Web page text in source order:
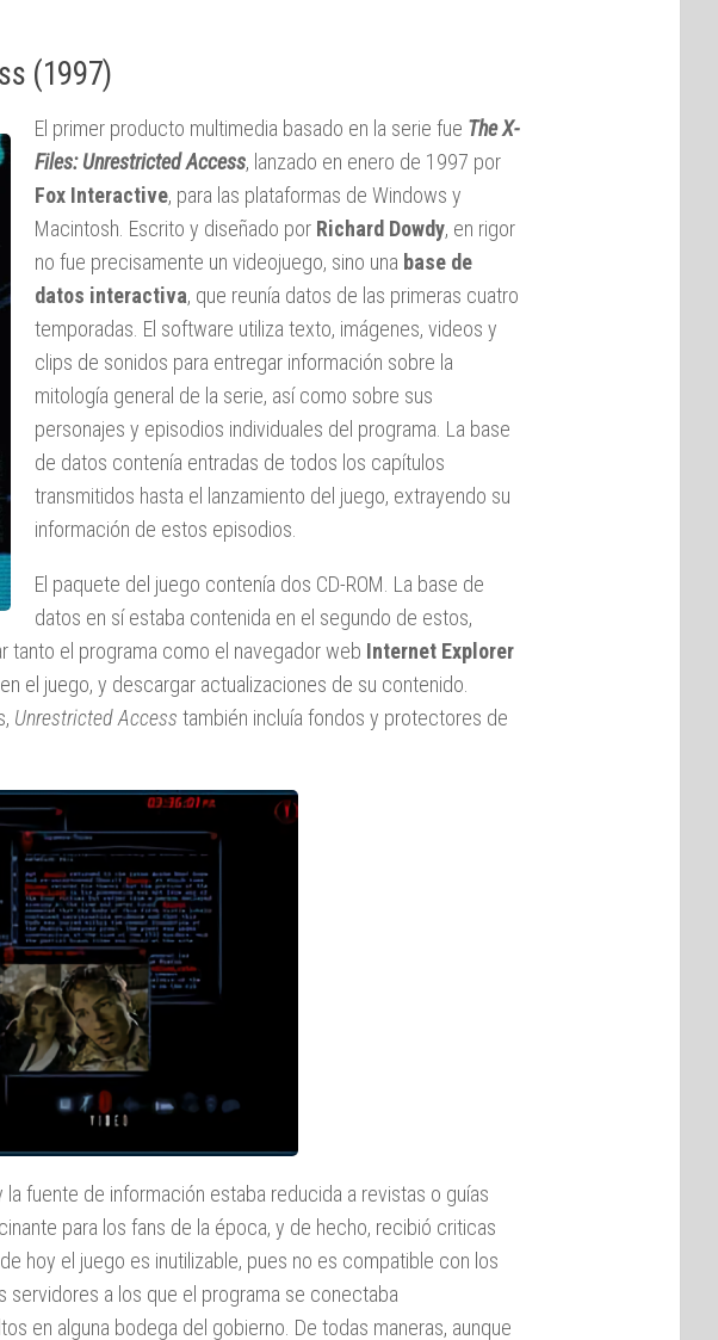
(1997)
El primer producto multimedia basado en la serie fue The X-
Files: Unrestricted Access, lanzado en enero de 1997 por
Fox Interactive, para las plataformas de Windows y
Macintosh. Escrito y diseñado por Richard Dowdy, en rigor
no fue precisamente un videojuego, sino una base de
datos interactiva, que reunía datos de las primeras cuatro
temporadas. El software utiliza texto, imágenes, videos y
clips de sonidos para entregar información sobre la
mitología general de la serie, así como sobre sus
personajes y episodios individuales del programa. La base
de datos contenía entradas de todos los capítulos
transmitidos hasta el lanzamiento del juego, extrayendo su
información de estos episodios.
El paquete del juego contenía dos CD-ROM. La base de
datos en sí estaba contenida en el segundo de estos,
tanto el programa como el navegador web Internet Explorer
el juego, y descargar actualizaciones de su contenido.
Unrestricted Access también incluía fondos y protectores de
fuente de información estaba reducida a revistas o guías
para los fans de la época, y de hecho, recibió criticas
hoy el juego es inutilizable, pues no es compatible con los
a los que el programa se conectaba
en alguna bodega del gobierno. De todas maneras, aunque